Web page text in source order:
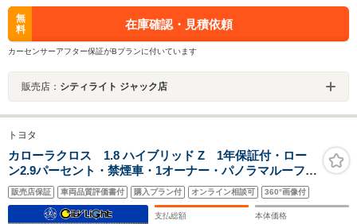
無
料
在庫確認・見積依頼
カーセンサーアフター保証がBプランに付いています
販売店： シティライト ジャック店
トヨタ
カローラクロス 1.8 ハイブリッド Z 1年保証付・ロー
ン2.9パーセント・禁煙車・1オーナー・パノラマルーフ・
パノラミックビューモニター・トヨタチームメイト・ブ
ラインドスポットモニター・ステアリングヒーター・純
正10型ナビ・TV・Bluetooth・ETC2.0
販売店保証 車両品質評価書付 購入プラン付 オンライン相談可 360°画像付
支払総額 本体価格